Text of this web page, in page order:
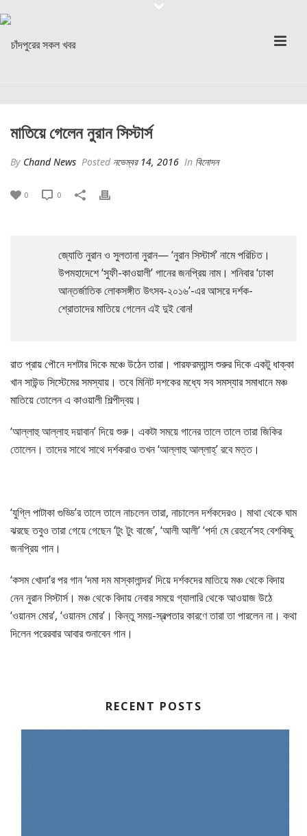
মাতিয়ে গেলেন নুরান সিস্টার্স
By Chand News Posted নভেম্বর 14, 2016 In বিনোদন
0 0
জ্যোতি নুরান ও সুলতানা নুরান— ‘নুরান সিস্টার্স’ নামে পরিচিত।
উপমহাদেশে ‘সুফী-কাওয়ালী’ গানের জনপ্রিয় নাম। শনিবার ‘ঢাকা
আন্তর্জাতিক লোকসঙ্গীত উৎসব-২০১৬’-এর আসরে দর্শক-
শ্রোতাদের মাতিয়ে গেলেন এই দুই বোন!
রাত প্রায় পৌনে দশটার দিকে মঞ্চে উঠেন তারা। পারফরম্যান্স শুরুর দিকে একটু ধাক্কা
খান সাউন্ড সিস্টেমের সমস্যায়। তবে মিনিট দশকের মধ্যে সব সমস্যার সমাধানে মঞ্চ
মাতিয়ে তোলেন এ কাওয়ালী শিল্পীদ্বয়।
‘আল্লাহু আল্লাহ দয়াবান’ দিয়ে শুরু। একটা সময়ে গানের তালে তালে তারা জিকির
তোলেন। তাদের সাথে সাথে দর্শকরাও তখন ‘আল্লাহু আল্লাহ্‌’ রবে মত্ত।
‘যুগ্লি পাটাকা গুড্ডি’র তালে তালে নাচলেন তারা, নাচালেন দর্শকদেরও। মাথা থেকে ঘাম
ঝরছে তবুও তারা গেয়ে গেছেন ‘টুং টুং বাজে’, ‘আলী আলী’ ‘পর্দা মে রেহনে’সহ বেশকিছু
জনপ্রিয় গান।
‘কসম খোদা’র পর গান ‘দমা দম মাস্কালান্দর’ দিয়ে দর্শকদের মাতিয়ে মঞ্চ থেকে বিদায়
নেন নুরান সিস্টার্স। মঞ্চ থেকে বিদায় নেবার সময়ে গ্যালারি থেকে আওয়াজ উঠে
‘ওয়ানস মোর’, ‘ওয়ানস মোর’। কিন্তু সময়-স্বল্পতার কারণে তারা তা পারলেন না। কথা
দিলেন পরেরবার আবার শুনাবেন গান।
RECENT POSTS